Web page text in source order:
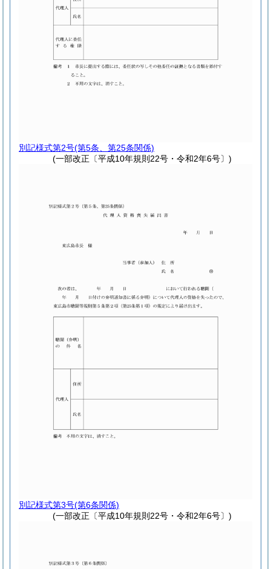
別記様式第2号(第5条、第25条関係)
(一部改正〔平成10年規則22号・令和2年6号〕)
別記様式第3号(第6条関係)
(一部改正〔平成10年規則22号・令和2年6号〕)